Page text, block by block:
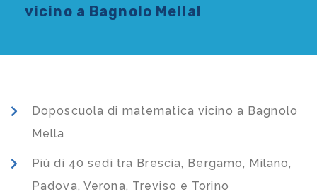
vicino a Bagnolo Mella!
Doposcuola di matematica vicino a Bagnolo
Mella
Più di 40 sedi tra Brescia, Bergamo, Milano,
Padova, Verona, Treviso e Torino